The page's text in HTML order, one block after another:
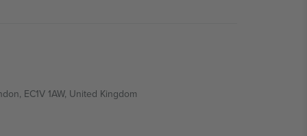
EC1V 1AW, United Kingdom